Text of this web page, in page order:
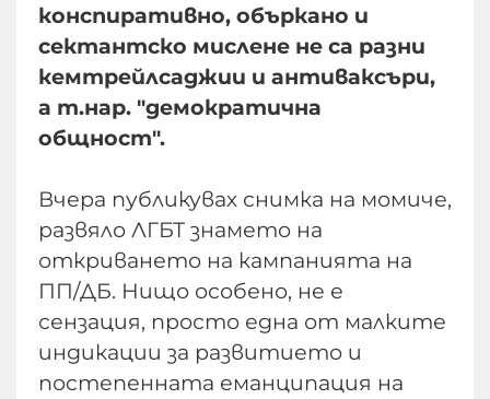
конспиративно, объркано и
сектантско мислене не са разни
кемтрейлсаджии и антиваксъри,
а т.нар. "демократична
общност".
Вчера публикувах снимка на момиче,
развяло ЛГБТ знамето на
откриването на кампанията на
ПП/ДБ. Нищо особено, не е
сензация, просто една от малките
индикации за развитието и
постепенната еманципация на